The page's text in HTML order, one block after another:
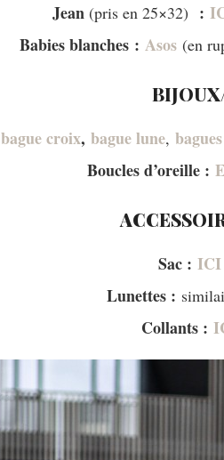
Jean (pris en 25×32) :
Babies blanches : Asos(en
bague croix, bague lune,
Boucles d’oreille :
Sac : ICI
Lunettes :
Collants :